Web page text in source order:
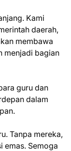
Kami
daerah,
membawa
menjadi bagian
guru dan
dalam
Tanpa mereka,
emas. Semoga